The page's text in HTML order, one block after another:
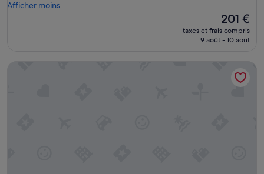
o
Afficher moins
Le
nouveau
prix
201 €
taxes et frais compris
9 août - 10 août